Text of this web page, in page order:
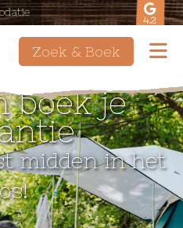
4.2
Zoek & Boek
boek je
midden in het